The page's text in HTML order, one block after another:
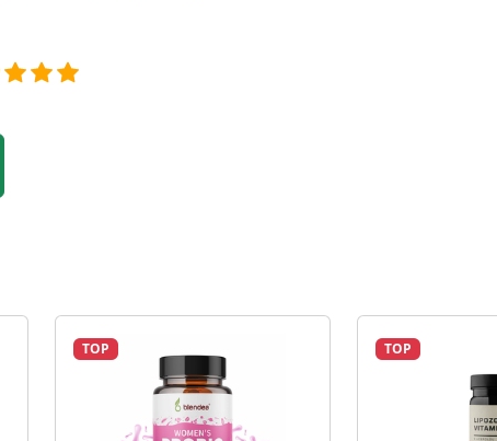
TOP TOP